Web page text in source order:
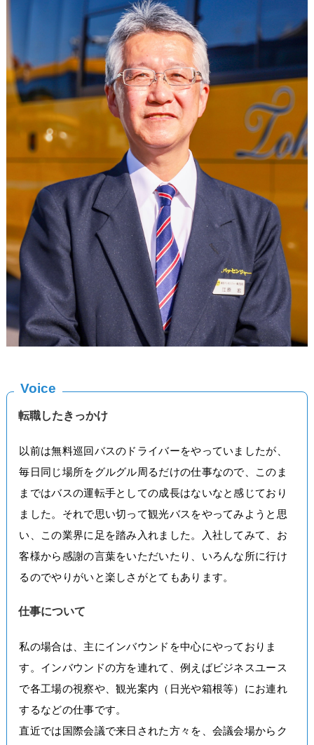
仕
事
の
大
き
な
魅
力
で
す
Voice
転職したきっかけ
以前は無料巡回バスのドライバーをやっていましたが、
毎日同じ場所をグルグル周るだけの仕事なので、このま
まではバスの運転手としての成長はないなと感じており
ました。それで思い切って観光バスをやってみようと思
い、この業界に足を踏み入れました。入社してみて、お
客様から感謝の言葉をいただいたり、いろんな所に行け
るのでやりがいと楽しさがとてもあります。
仕事について
私の場合は、主にインバウンドを中心にやっておりま
す。インバウンドの方を連れて、例えばビジネスユース
で各工場の視察や、観光案内（日光や箱根等）にお連れ
するなどの仕事です。
直近では国際会議で来日された方々を、会議会場からク